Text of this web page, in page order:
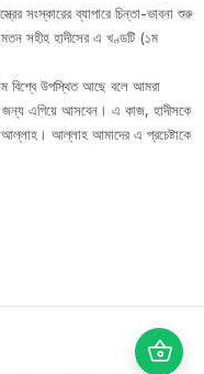
সংস্কারের ব্যাপারে চিন্তা-ভাবনা শুরু
সহীহ হাদীসের এ খণ্ডটি (১ম
বিশ্বে উপস্থিত আছে বলে আমরা
জন্য এগিয়ে আসবেন। এ কাজ, হাদীসকে
আল্লাহ আমাদের এ প্রচেষ্টাকে